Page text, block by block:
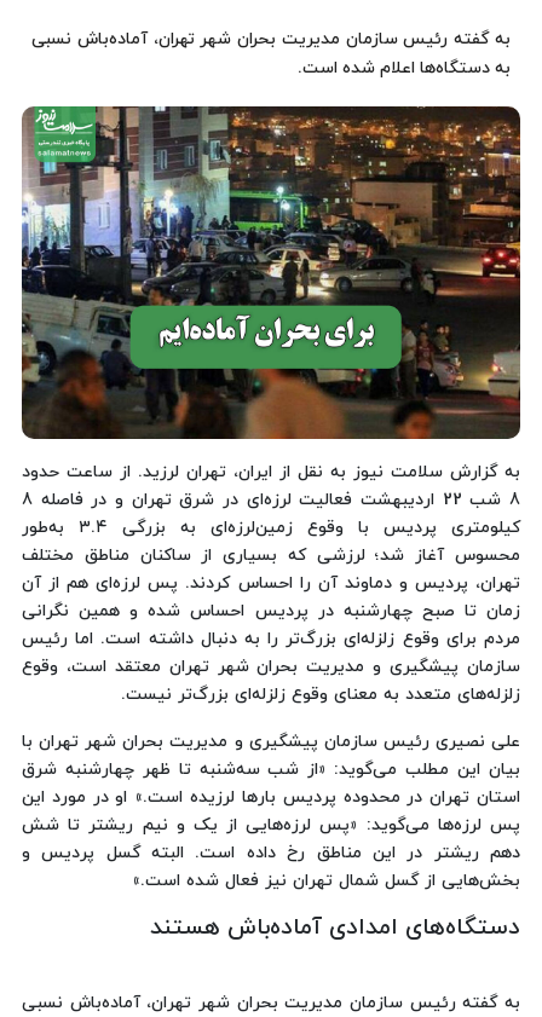
به گفته رئیس سازمان مدیریت بحران شهر تهران، آماده‌باش نسبی
به دستگاه‌ها اعلام شده است.
به گزارش سلامت نیوز به نقل از ایران، تهران لرزید. از ساعت حدود
8 شب 22 اردیبهشت فعالیت لرزه‌ای در شرق تهران و در فاصله 8
کیلومتری پردیس با وقوع زمین‌لرزه‌ای به بزرگی ۳.۴ به‌طور
محسوس آغاز شد؛ لرزشی که بسیاری از ساکنان مناطق مختلف
تهران، پردیس و دماوند آن را احساس کردند. پس لرزه‌ای هم از آن
زمان تا صبح چهارشنبه در پردیس احساس شده و همین نگرانی
مردم برای وقوع زلزله‌ای بزرگ‌تر را به دنبال داشته است. اما رئیس
سازمان پیشگیری و مدیریت بحران شهر تهران معتقد است، وقوع
زلزله‌های متعدد به معنای وقوع زلزله‌ای بزرگ‌تر نیست.
علی نصیری رئیس سازمان پیشگیری و مدیریت بحران شهر تهران با
بیان این مطلب می‌گوید: «از شب سه‌شنبه تا ظهر چهارشنبه شرق
استان تهران در محدوده پردیس بارها لرزیده است.» او در مورد این
پس لرزه‌ها می‌گوید: «پس لرزه‌هایی از یک و نیم ریشتر تا شش
دهم ریشتر در این مناطق رخ داده است. البته گسل پردیس و
بخش‌هایی از گسل شمال تهران نیز فعال شده است.»
دستگاه‌های امدادی آماده‌باش هستند
به گفته رئیس سازمان مدیریت بحران شهر تهران، آماده‌باش نسبی